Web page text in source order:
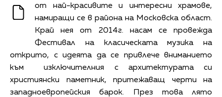
от най-красивите и интересни храмове,
намиращи се в района на Московска област.
Край нея от 2014г. насам се провежда
Фестивал на класическата музика на
открито, с идеята да се привлече вниманието
към изключителния с архитектурата си
християнски паметник, притежаващ черти на
западноевропейския барок. През това лято